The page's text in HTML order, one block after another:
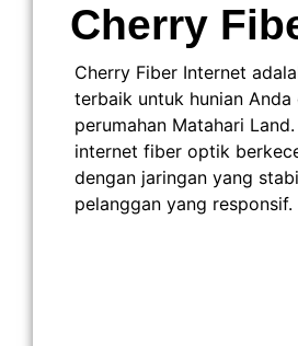
Cherry Fiber Internet
terbaik untuk hunian Anda
perumahan Matahari
internet fiber optik
dengan jaringan yang
pelanggan yang responsif.
Cherry